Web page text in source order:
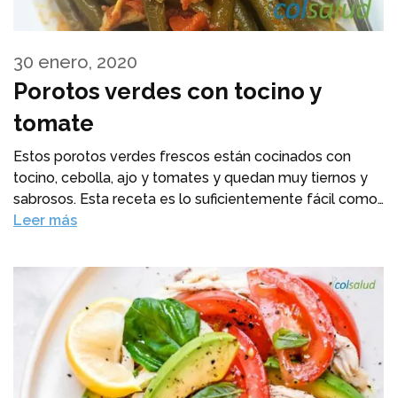
Porotos verdes con tocino y
tomate
30 enero, 2020
Estos porotos verdes frescos están cocinados con
tocino, cebolla, ajo y tomates y quedan muy tiernos y
sabrosos. Esta receta es lo suficientemente fácil como…
Leer más